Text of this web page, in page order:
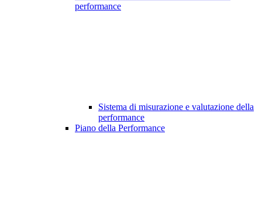
performance
Sistema di misurazione e valutazione della
performance
Piano della Performance